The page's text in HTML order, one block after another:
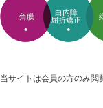
角膜
白内障
屈折矯正
当サイトは会員の方のみ閲